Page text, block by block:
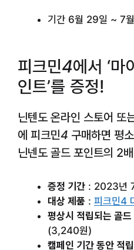
기간 6월 29일 ~ 7
피크민4에서 ‘마
인트’를 증정!
닌텐도 온라인 스토어 또
에 피크민4 구매하면 평
닌넨도 골드 포인트의 2
증정 기간 : 2023년
대상 제품 : 피크민4
평상시 적립되는 골드
(3,240원)
캠페인 기간 동안 적